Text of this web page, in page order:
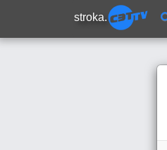
stroka.